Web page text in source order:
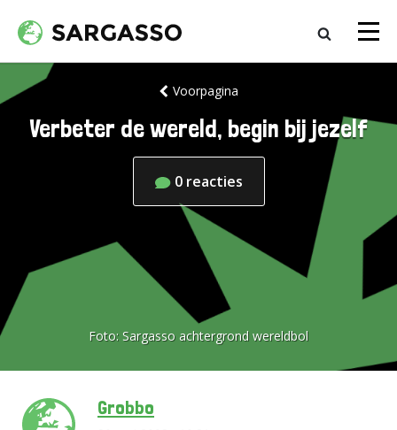
Voorpagina
Verbeter de wereld, begin bij jezelf
0 reacties
Foto: Sargasso achtergrond wereldbol
Grobbo